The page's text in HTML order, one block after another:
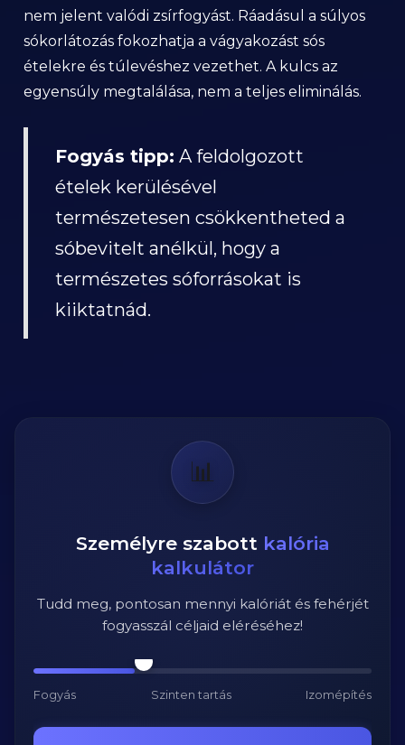
nem jelent valódi zsírfogyást. Ráadásul a súlyos
sókorlátozás fokozhatja a vágyakozást sós
ételekre és túlevéshez vezethet. A kulcs az
egyensúly megtalálása, nem a teljes eliminálás.
Fogyás tipp: A feldolgozott
ételek kerülésével
természetesen csökkentheted a
sóbevitelt anélkül, hogy a
természetes sóforrásokat is
kiiktatnád.
📊
Személyre szabott kalória
kalkulátor
Tudd meg, pontosan mennyi kalóriát és fehérjét
fogyasszál céljaid eléréséhez!
Fogyás Szinten tartás Izomépítés